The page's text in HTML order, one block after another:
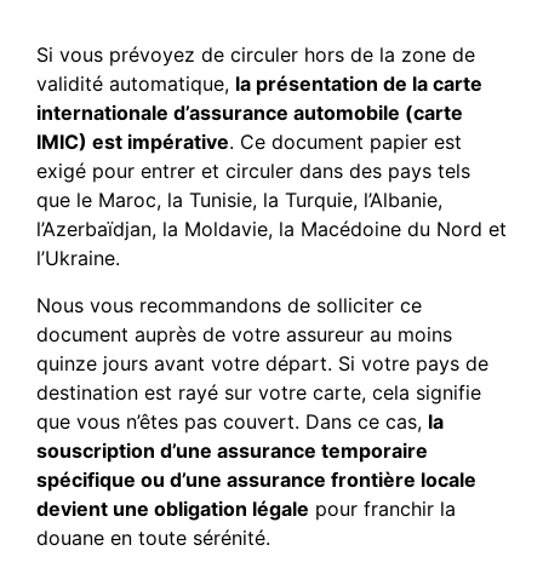
Si vous prévoyez de circuler hors de la zone de
validité automatique, la présentation de la carte
internationale d’assurance automobile (carte
IMIC) est impérative. Ce document papier est
exigé pour entrer et circuler dans des pays tels
que le Maroc, la Tunisie, la Turquie, l’Albanie,
l’Azerbaïdjan, la Moldavie, la Macédoine du Nord et
l’Ukraine.
Nous vous recommandons de solliciter ce
document auprès de votre assureur au moins
quinze jours avant votre départ. Si votre pays de
destination est rayé sur votre carte, cela signifie
que vous n’êtes pas couvert. Dans ce cas, la
souscription d’une assurance temporaire
spécifique ou d’une assurance frontière locale
devient une obligation légale pour franchir la
douane en toute sérénité.